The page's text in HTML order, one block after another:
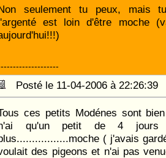
seulement tu peux, mais
est loin d'être moche
Posté le 11-04-2006 à
ces petits Modénes sont
qu'un petit de 4 jours
( j'avais
des pigeons et n'ai pas